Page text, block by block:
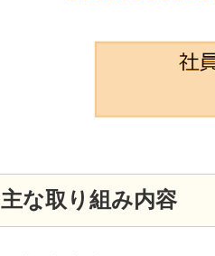
主な取り組み内容